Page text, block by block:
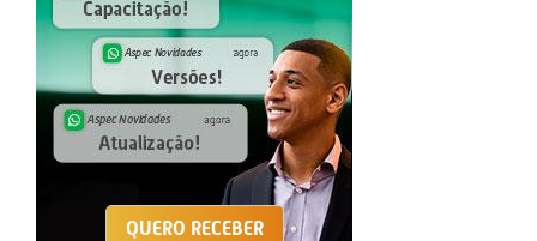
QUERO RECEBER